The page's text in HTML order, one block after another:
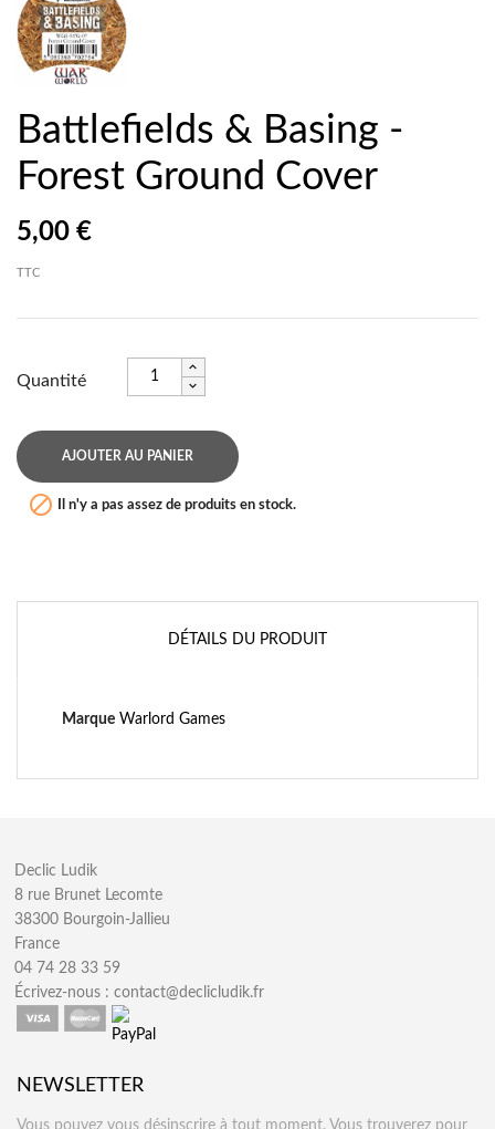
Battlefields & Basing -
Forest Ground Cover
5,00 €
TTC
Quantité
AJOUTER AU PANIER
 Il n'y a pas assez de produits en stock.
DÉTAILS DU PRODUIT
Marque Warlord Games
Declic Ludik
8 rue Brunet Lecomte
38300 Bourgoin-Jallieu
France
04 74 28 33 59
Écrivez-nous :contact@declicludik.fr
NEWSLETTER